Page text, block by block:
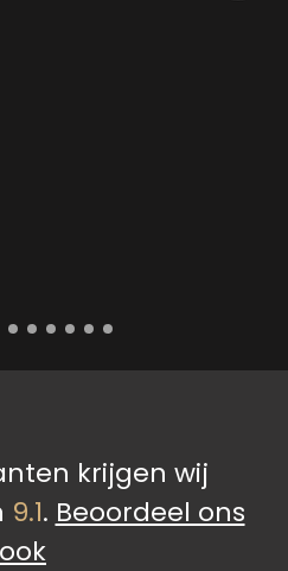
krijgen wij
9.1. Beoordeel ons
ook